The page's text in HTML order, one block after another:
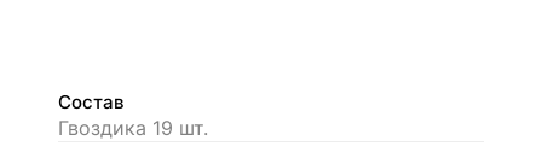
Состав
Гвоздика 19 шт.